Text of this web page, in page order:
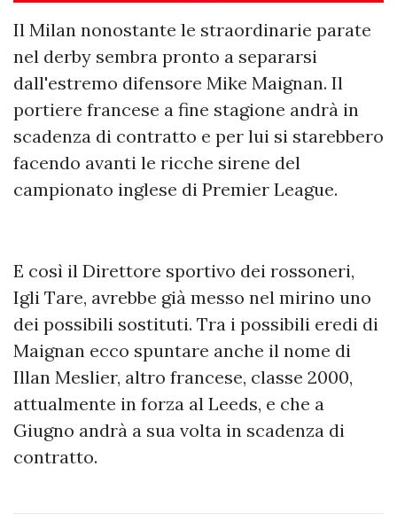
Il Milan nonostante le straordinarie parate
nel derby sembra pronto a separarsi
dall'estremo difensore Mike Maignan. Il
portiere francese a fine stagione andrà in
scadenza di contratto e per lui si starebbero
facendo avanti le ricche sirene del
campionato inglese di Premier League.
E così il Direttore sportivo dei rossoneri,
Igli Tare, avrebbe già messo nel mirino uno
dei possibili sostituti. Tra i possibili eredi di
Maignan ecco spuntare anche il nome di
Illan Meslier, altro francese, classe 2000,
attualmente in forza al Leeds, e che a
Giugno andrà a sua volta in scadenza di
contratto.